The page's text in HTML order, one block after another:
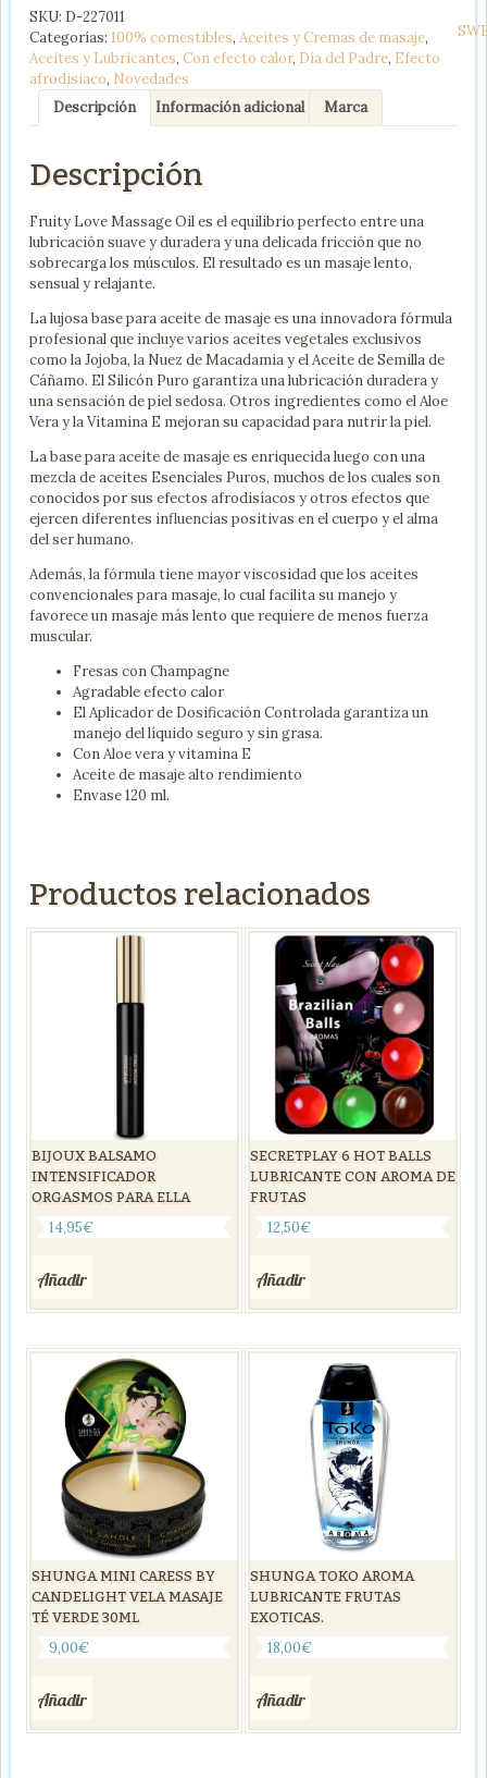
EFECTO
CALOR
FRESAS
CON
CHAMPAGNE
120
cantidad
SKU: D-227011
Categorías: 100% comestibles, Aceites y Cremas de masaje,
Aceites y Lubricantes, Con efecto calor, Día del Padre, Efecto
afrodisiaco, Novedades
Descripción Información adicional Marca
Descripción
Fruity Love Massage Oil es el equilibrio perfecto entre una
lubricación suave y duradera y una delicada fricción que no
sobrecarga los músculos. El resultado es un masaje lento,
sensual y relajante.
La lujosa base para aceite de masaje es una innovadora fórmula
profesional que incluye varios aceites vegetales exclusivos
como la Jojoba, la Nuez de Macadamia y el Aceite de Semilla de
Cáñamo. El Silicón Puro garantiza una lubricación duradera y
una sensación de piel sedosa. Otros ingredientes como el Aloe
Vera y la Vitamina E mejoran su capacidad para nutrir la piel.
La base para aceite de masaje es enriquecida luego con una
mezcla de aceites Esenciales Puros, muchos de los cuales son
conocidos por sus efectos afrodisíacos y otros efectos que
ejercen diferentes influencias positivas en el cuerpo y el alma
del ser humano.
Además, la fórmula tiene mayor viscosidad que los aceites
convencionales para masaje, lo cual facilita su manejo y
favorece un masaje más lento que requiere de menos fuerza
muscular.
Fresas con Champagne
Agradable efecto calor
El Aplicador de Dosificación Controlada garantiza un
manejo del líquido seguro y sin grasa.
Con Aloe vera y vitamina E
Aceite de masaje alto rendimiento
Envase 120 ml.
Productos relacionados
BIJOUX BALSAMO
INTENSIFICADOR
ORGASMOS PARA ELLA
14,95€
Añadir
SECRETPLAY 6 HOT BALLS
LUBRICANTE CON AROMA DE
FRUTAS
12,50€
Añadir
SHUNGA MINI CARESS BY
CANDELIGHT VELA MASAJE
TÉ VERDE 30ML
9,00€
Añadir
SHUNGA TOKO AROMA
LUBRICANTE FRUTAS
EXOTICAS.
18,00€
Añadir